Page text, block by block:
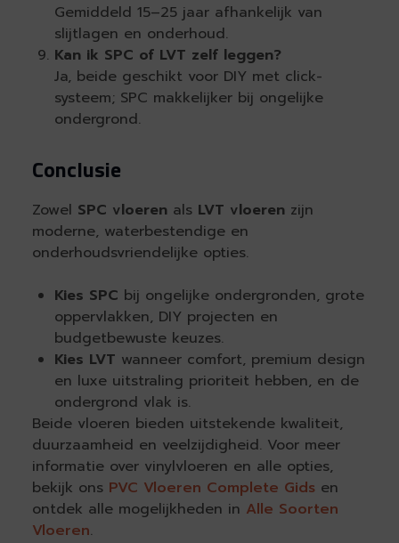
Gemiddeld 15–25 jaar afhankelijk van
slijtlagen en onderhoud.
Kan ik SPC of LVT zelf leggen?
Ja, beide geschikt voor DIY met click-
systeem; SPC makkelijker bij ongelijke
ondergrond.
Conclusie
Zowel SPC vloerenals LVT vloerenzijn
moderne, waterbestendige en
onderhoudsvriendelijke opties.
Kies SPC bij ongelijke ondergronden, grote
oppervlakken, DIY projecten en
budgetbewuste keuzes.
Kies LVT wanneer comfort, premium design
en luxe uitstraling prioriteit hebben, en de
ondergrond vlak is.
Beide vloeren bieden uitstekende kwaliteit,
duurzaamheid en veelzijdigheid. Voor meer
informatie over vinylvloeren en alle opties,
bekijk ons PVC Vloeren Complete Gidsen
ontdek alle mogelijkheden in Alle Soorten
Vloeren.